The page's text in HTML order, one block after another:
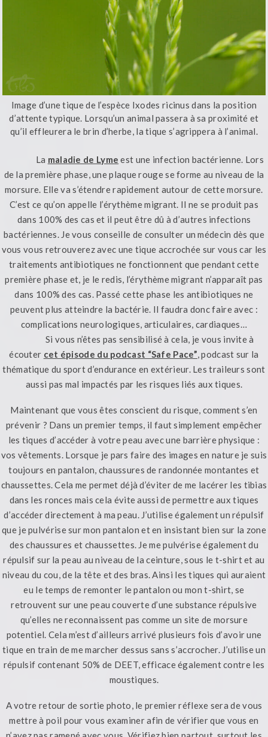
Image d’une tique de l’espèce Ixodes ricinus dans la position
d’attente typique. Lorsqu’un animal passera à sa proximité et
qu’il effleurera le brin d’herbe, la tique s’agrippera à l’animal.
La maladie de Lyme est une infection bactérienne. Lors
de la première phase, une plaque rouge se forme au niveau de la
morsure. Elle va s’étendre rapidement autour de cette morsure.
C’est ce qu’on appelle l’érythème migrant. Il ne se produit pas
dans 100% des cas et il peut être dû à d’autres infections
bactériennes. Je vous conseille de consulter un médecin dès que
vous vous retrouverez avec une tique accrochée sur vous car les
traitements antibiotiques ne fonctionnent que pendant cette
première phase et, je le redis, l’érythème migrant n’apparaît pas
dans 100% des cas. Passé cette phase les antibiotiques ne
peuvent plus atteindre la bactérie. Il faudra donc faire avec :
complications neurologiques, articulaires, cardiaques…
Si vous n’êtes pas sensibilisé à cela, je vous invite à
écouter cet épisode du podcast “Safe Pace”, podcast sur la
thématique du sport d’endurance en extérieur. Les traileurs sont
aussi pas mal impactés par les risques liés aux tiques.
Maintenant que vous êtes conscient du risque, comment s’en
prévenir ? Dans un premier temps, il faut simplement empêcher
les tiques d’accéder à votre peau avec une barrière physique :
vos vêtements. Lorsque je pars faire des images en nature je suis
toujours en pantalon, chaussures de randonnée montantes et
chaussettes. Cela me permet déjà d’éviter de me lacérer les tibias
dans les ronces mais cela évite aussi de permettre aux tiques
d’accéder directement à ma peau. J’utilise également un répulsif
que je pulvérise sur mon pantalon et en insistant bien sur la zone
des chaussures et chaussettes. Je me pulvérise également du
répulsif sur la peau au niveau de la ceinture, sous le t-shirt et au
niveau du cou, de la tête et des bras. Ainsi les tiques qui auraient
eu le temps de remonter le pantalon ou mon t-shirt, se
retrouvent sur une peau couverte d’une substance répulsive
qu’elles ne reconnaissent pas comme un site de morsure
potentiel. Cela m’est d’ailleurs arrivé plusieurs fois d’avoir une
tique en train de me marcher dessus sans s’accrocher. J’utilise un
répulsif contenant 50% de DEET, efficace également contre les
moustiques.
A votre retour de sortie photo, le premier réflexe sera de vous
mettre à poil pour vous examiner afin de vérifier que vous en